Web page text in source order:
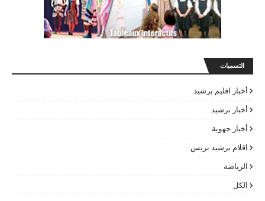
التسميات
أخبار اقليم برشيد
أخبار برشيد
أخبار جهوية
اقلام برشيد بريس
الرياضة
الكل